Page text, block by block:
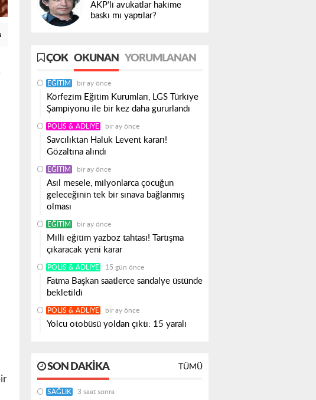
AKP’li avukatlar hakime
baskı mı yaptılar?
ÇOK OKUNAN YORUMLANAN
EĞITIM bir ay önce
Körfezim Eğitim Kurumları, LGS Türkiye
Şampiyonu ile bir kez daha gururlandı
POLIS & ADLIYE bir ay önce
Savcılıktan Haluk Levent kararı!
Gözaltına alındı
EĞITIM bir ay önce
Asıl mesele, milyonlarca çocuğun
geleceğinin tek bir sınava bağlanmış
olması
EĞITIM bir ay önce
Milli eğitim yazboz tahtası! Tartışma
çıkaracak yeni karar
POLIS & ADLIYE 15 gün önce
Fatma Başkan saatlerce sandalye üstünde
bekletildi
POLIS & ADLIYE bir ay önce
Yolcu otobüsü yoldan çıktı: 15 yaralı
SON DAKIKA TÜMÜ
SAĞLIK 3 saat sonra